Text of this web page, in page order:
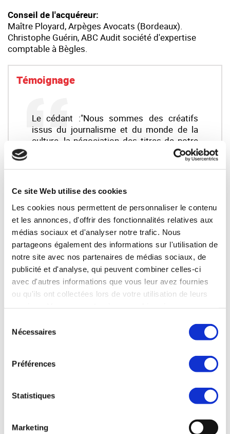
Ce site Web utilise des cookies
Les cookies nous permettent de personnaliser le contenu
et les annonces, d'offrir des fonctionnalités relatives aux
médias sociaux et d'analyser notre trafic. Nous
partageons également des informations sur l'utilisation de
notre site avec nos partenaires de médias sociaux, de
publicité et d'analyse, qui peuvent combiner celles-ci
avec d'autres informations que vous leur avez fournies
ou qu'ils ont collectées lors de votre utilisation de leurs
Nécessaires
Préférences
Statistiques
Marketing
Conseil de l'acquéreur:
Maître Ployard, Arpèges Avocats (Bordeaux).
Christophe Guérin, ABC Audit société d'expertise
comptable à Bègles.
Témoignage
Le cédant :"Nous sommes des créatifs
issus du journalisme et du monde de la
culture, la négociation des titres de notre
société dépassait notre capacité,
Synercom, en la personne de Pascal
négociation fluide avec l’acquéreur"Gilles
et Nelly SOURICE - anciens di...
Gilles SOURICE (Fanny
Production)
LIRE LA SUITE
Votre interlocuteur :